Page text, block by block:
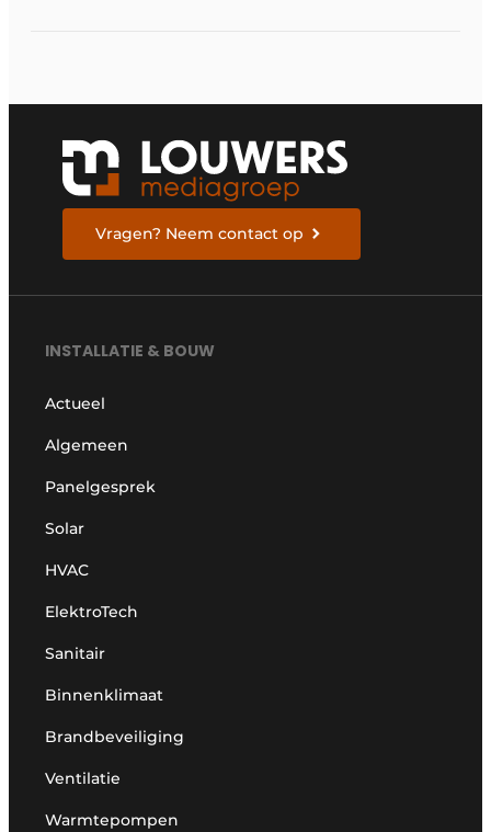
Vragen? Neem contact op
INSTALLATIE & BOUW
Actueel
Algemeen
Panelgesprek
Solar
HVAC
ElektroTech
Sanitair
Binnenklimaat
Brandbeveiliging
Ventilatie
Warmtepompen